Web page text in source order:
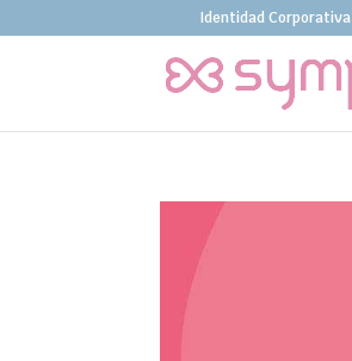
Identidad Corporativa